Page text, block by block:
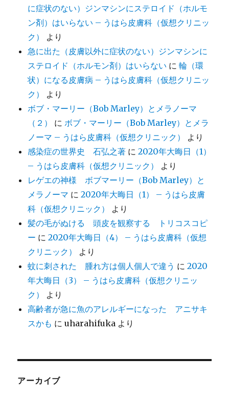
に症状のない）ジンマシンにステロイド（ホルモ
ン剤）はいらない – うはら皮膚科（仮想クリニッ
ク）
より
急に出た（皮膚以外に症状のない）ジンマシンに
ステロイド（ホルモン剤）はいらない に輪（環
状）になる皮膚病 – うはら皮膚科（仮想クリニッ
ク）
より
ボブ・マーリー（Bob Marley）とメラノーマ
（２）
にボブ・マーリー（Bob Marley）とメラ
ノーマ – うはら皮膚科（仮想クリニック）
より
感染症の世界史 石弘之著 に2020年大晦日（1）
– うはら皮膚科（仮想クリニック）
より
レゲエの神様 ボブマーリー（Bob Marley）と
メラノーマ に2020年大晦日（1） – うはら皮膚
科（仮想クリニック）
より
髪の毛がぬける 頭皮を観察する トリコスコピ
ー に2020年大晦日（4） – うはら皮膚科（仮想
クリニック）
より
蚊に刺された 腫れ方は個人個人で違う に2020
年大晦日（3） – うはら皮膚科（仮想クリニッ
ク）
より
高齢者が急に魚のアレルギーになった アニサキ
スかも にuharahifuka より
アーカイブ